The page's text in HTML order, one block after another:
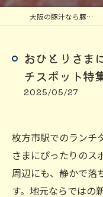
大阪の豚汁なら豚汁専門店ベジ・美豚
おひとりさま
チスポット特
2025/05/27
枚方市駅でのランチ
さまにぴったりのス
周辺にも、静かで落
す。地元ならではの